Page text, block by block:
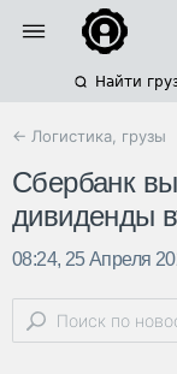
Найти
← Логистика, грузы
Сбербанк
дивиденды
08:24, 25 Апреля